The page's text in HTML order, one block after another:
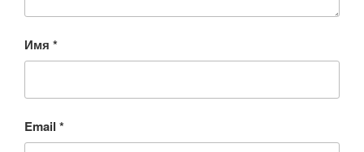
Имя *
Email *